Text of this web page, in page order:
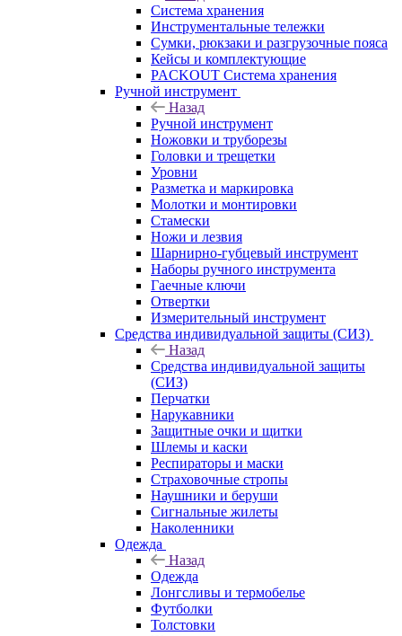
Система хранения
Инструментальные тележки
Сумки, рюкзаки и разгрузочные пояса
Кейсы и комплектующие
PACKOUT Система хранения
Ручной инструмент
Назад
Ручной инструмент
Ножовки и труборезы
Головки и трещетки
Уровни
Разметка и маркировка
Молотки и монтировки
Стамески
Ножи и лезвия
Шарнирно-губцевый инструмент
Наборы ручного инструмента
Гаечные ключи
Отвертки
Измерительный инструмент
Средства индивидуальной защиты (СИЗ)
Назад
Средства индивидуальной защиты
(СИЗ)
Перчатки
Нарукавники
Защитные очки и щитки
Шлемы и каски
Респираторы и маски
Страховочные стропы
Наушники и беруши
Сигнальные жилеты
Наколенники
Одежда
Назад
Одежда
Лонгсливы и термобелье
Футболки
Толстовки